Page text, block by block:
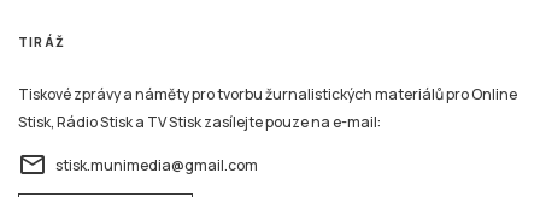
TIRÁŽ
Tiskové zprávy a náměty pro tvorbu žurnalistických materiálů pro Online
Stisk, Rádio Stisk a TV Stisk zasílejte pouze na e-mail:
email stisk.munimedia@gmail.com